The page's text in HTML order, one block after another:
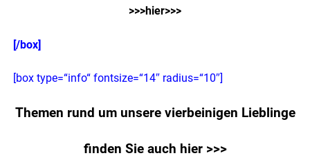
>>>hier>>>
[/box]
[box type=“info“ fontsize=“14″ radius=“10″]
Themen rund um unsere vierbeinigen Lieblinge
finden Sie auch hier >>>